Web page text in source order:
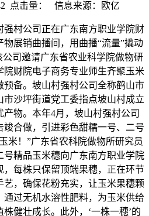
点击量： 信息来源：欧亿
村公司正在广东南方职业学院财
展销曲播间，用曲播“流量”撬动
公司邀请广东省农业科学院做物研
院财院电子商务专业师生齐聚玉米
备。坡山村强村公司全称鹤山市
沙坪街道党工委指点坡山村成立
物。本年4月，坡山村强村公司
合做，引进彩色甜糯一号、二号
米！”广东省农科院做物所研究员
精品玉米穗向广东南方职业学院
，每株只保留顶端果穗，正在环节
，确保花粉充实，让玉米果穗颗
过无机水溶性肥料，为玉米供给
健壮成长。此外，‘一株一穗’的